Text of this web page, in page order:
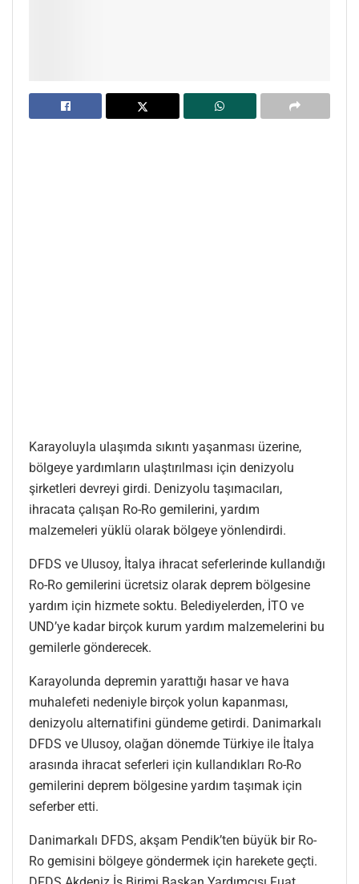
Karayoluyla ulaşımda sıkıntı yaşanması üzerine,
bölgeye yardımların ulaştırılması için denizyolu
şirketleri devreyi girdi. Denizyolu taşımacıları,
ihracata çalışan Ro-Ro gemilerini, yardım
malzemeleri yüklü olarak bölgeye yönlendirdi.
DFDS ve Ulusoy, İtalya ihracat seferlerinde kullandığı
Ro-Ro gemilerini ücretsiz olarak deprem bölgesine
yardım için hizmete soktu. Belediyelerden, İTO ve
UND’ye kadar birçok kurum yardım malzemelerini bu
gemilerle gönderecek.
Karayolunda depremin yarattığı hasar ve hava
muhalefeti nedeniyle birçok yolun kapanması,
denizyolu alternatifini gündeme getirdi. Danimarkalı
DFDS ve Ulusoy, olağan dönemde Türkiye ile İtalya
arasında ihracat seferleri için kullandıkları Ro-Ro
gemilerini deprem bölgesine yardım taşımak için
seferber etti.
Danimarkalı DFDS, akşam Pendik’ten büyük bir Ro-
Ro gemisini bölgeye göndermek için harekete geçti.